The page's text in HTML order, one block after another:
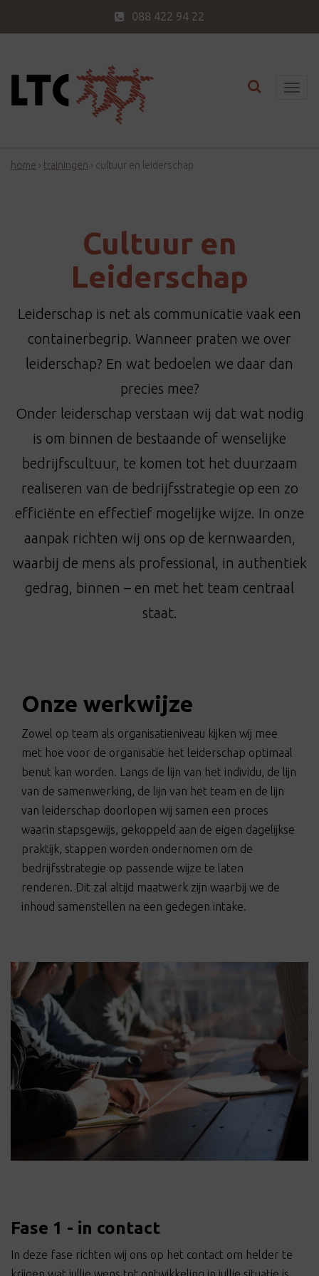
088 422 94 22
T
t
o
Toggle
home › trainingen › cultuur en leiderschap
Cultuur en
Leiderschap
Leiderschap is net als communicatie vaak een
containerbegrip. Wanneer praten we over
leiderschap? En wat bedoelen we daar dan
precies mee?
Onder leiderschap verstaan wij dat wat nodig
is om binnen de bestaande of wenselijke
bedrijfscultuur, te komen tot het duurzaam
realiseren van de bedrijfsstrategie op een zo
efficiënte en effectief mogelijke wijze. In onze
aanpak richten wij ons op de kernwaarden,
waarbij de mens als professional, in authentiek
gedrag, binnen – en met het team centraal
staat.
Onze werkwijze
Zowel op team als organisatieniveau kijken wij mee
met hoe voor de organisatie het leiderschap optimaal
benut kan worden. Langs de lijn van het individu, de lijn
van de samenwerking, de lijn van het team en de lijn
van leiderschap doorlopen wij samen een proces
waarin stapsgewijs, gekoppeld aan de eigen dagelijkse
praktijk, stappen worden ondernomen om de
bedrijfsstrategie op passende wijze te laten
renderen. Dit zal altijd maatwerk zijn waarbij we de
inhoud samenstellen na een gedegen intake.
Fase 1 - in contact
In deze fase richten wij ons op het contact om helder te